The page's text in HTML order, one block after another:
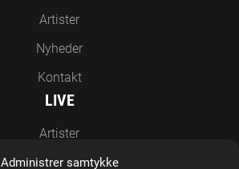
Administrer samtykke
Artister
Nyheder
Kontakt
LIVE
Artister
Nyheder